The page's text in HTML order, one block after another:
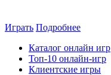
Играть Подробнее
Каталог онлайн игр
Топ-10 онлайн-игр
Клиентские игры